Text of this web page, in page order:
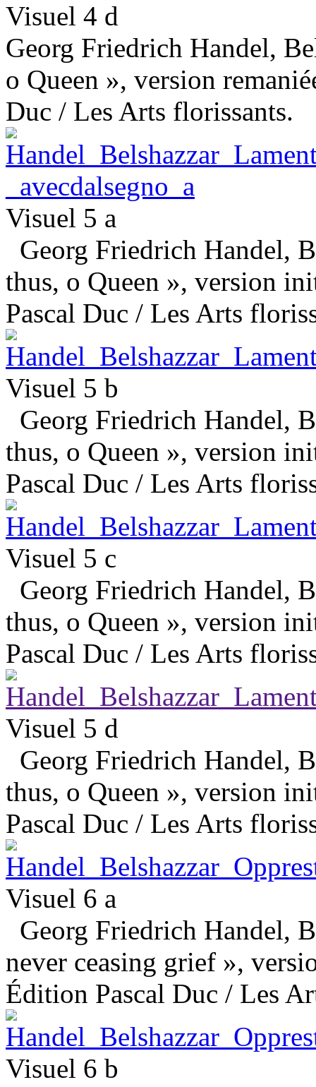
Visuel 4 d
Georg Friedrich Handel,
o Queen », version
Duc / Les Arts florissants.
Visuel 5 a
Georg Friedrich Handel,
thus, o Queen », version
Pascal Duc / Les Arts
Visuel 5 b
Georg Friedrich Handel,
thus, o Queen », version
Pascal Duc / Les Arts
Visuel 5 c
Georg Friedrich Handel,
thus, o Queen », version
Pascal Duc / Les Arts
Visuel 5 d
Georg Friedrich Handel,
thus, o Queen », version
Pascal Duc / Les Arts
Visuel 6 a
Georg Friedrich Handel,
never ceasing grief »,
Édition Pascal Duc / Les
Visuel 6 b